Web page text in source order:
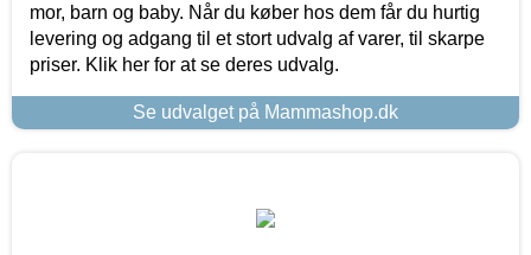
mor, barn og baby. Når du køber hos dem får du hurtig
levering og adgang til et stort udvalg af varer, til skarpe
priser. Klik her for at se deres udvalg.
Se udvalget på Mammashop.dk